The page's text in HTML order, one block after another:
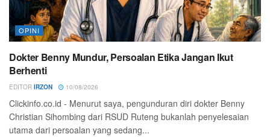
OPINI
Dokter Benny Mundur, Persoalan Etika Jangan Ikut
Berhenti
EDITOR IRZON 10/08/2026
Clickinfo.co.id - Menurut saya, pengunduran diri dokter Benny
Christian Sihombing dari RSUD Ruteng bukanlah penyelesaian
utama dari persoalan yang sedang...